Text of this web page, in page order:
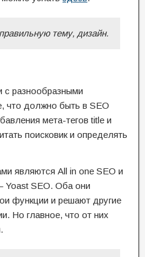
тему, дизайн.
с разнообразными
что должно быть в SEO
мета-тегов title и
поисковик и определять
являются All in one SEO и
Yoast SEO. Оба они
функции и решают другие
Но главное, что от них